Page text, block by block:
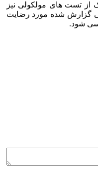
از تست های مولکولی نیز
گزارش شده مورد رضایت
شود.